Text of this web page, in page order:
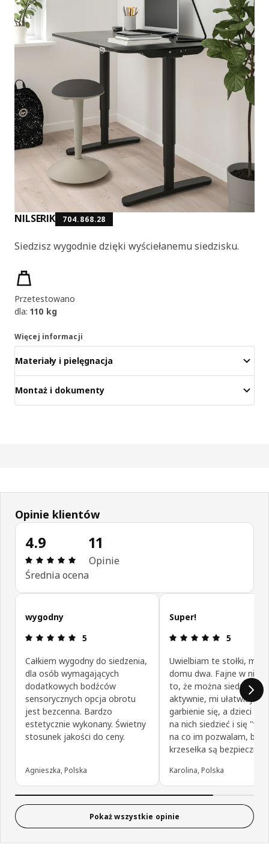
NILSERIK 704.868.28
Siedzisz wygodnie dzięki wyściełanemu siedzisku.
Cechy produktu
Przetestowano
dla: 110 kg
Więcej informacji
Materiały i pielęgnacja
Montaż i dokumenty
Opinie klientów
4.9
Opinia: 4.9 na 5 gwiazdki. Recenzje ogółem: 11
Średnia ocena
11
Opinie
Pomiń opinie klientów
wygodny
Opinia: 5 na 5 gwiazdki.
5
Całkiem wygodny do siedzenia,
dla osób wymagających
dodatkowych bodźców
sensorycznych opcja obrotu
jest bezcenna. Bardzo
estetycznie wykonany. Świetny
stosunek jakości do ceny.
Agnieszka, Polska
Super!
Opinia: 5
5
Uwielbiam te stołki,
domu dwa. Fajne w nich
to, że można siedzieć
aktywnie, mi ułatwiają
garbienie się, a dzieci
na nich siedzieć i się
na co im pozwalam, bo
krzesełka są bezpieczne.
Karolina, Polska
Pokaż wszystkie opinie